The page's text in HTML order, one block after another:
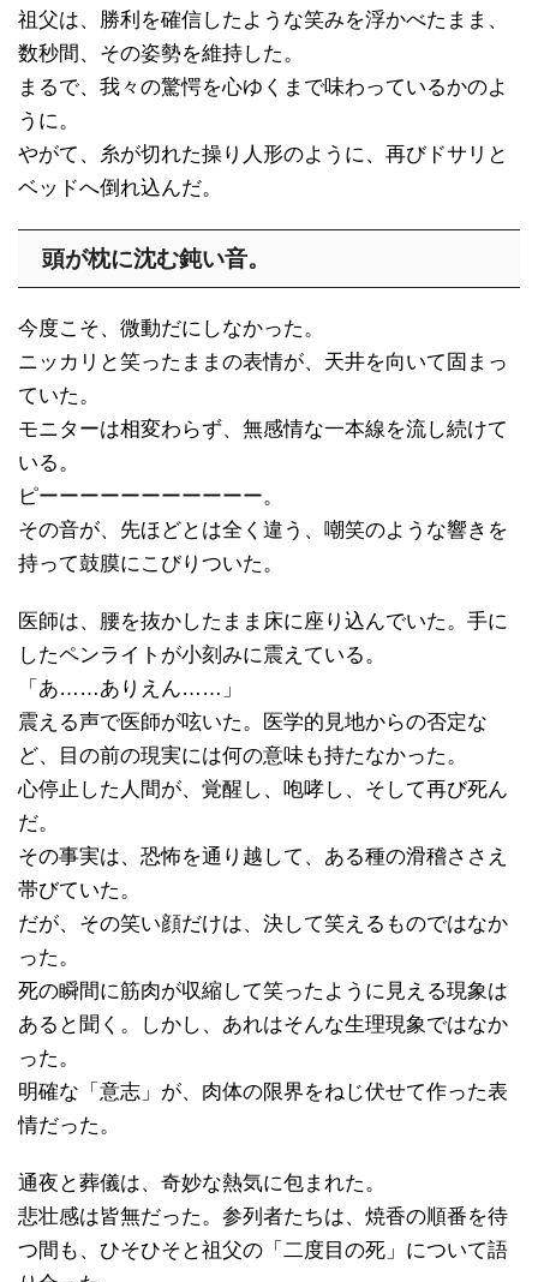
祖父は、勝利を確信したような笑みを浮かべたまま、
数秒間、その姿勢を維持した。
まるで、我々の驚愕を心ゆくまで味わっているかのよ
うに。
やがて、糸が切れた操り人形のように、再びドサリと
ベッドへ倒れ込んだ。
頭が枕に沈む鈍い音。
今度こそ、微動だにしなかった。
ニッカリと笑ったままの表情が、天井を向いて固まっ
ていた。
モニターは相変わらず、無感情な一本線を流し続けて
いる。
ピーーーーーーーーーーー。
その音が、先ほどとは全く違う、嘲笑のような響きを
持って鼓膜にこびりついた。
医師は、腰を抜かしたまま床に座り込んでいた。手に
したペンライトが小刻みに震えている。
「あ……ありえん……」
震える声で医師が呟いた。医学的見地からの否定な
ど、目の前の現実には何の意味も持たなかった。
心停止した人間が、覚醒し、咆哮し、そして再び死ん
だ。
その事実は、恐怖を通り越して、ある種の滑稽ささえ
帯びていた。
だが、その笑い顔だけは、決して笑えるものではなか
った。
死の瞬間に筋肉が収縮して笑ったように見える現象は
あると聞く。しかし、あれはそんな生理現象ではなか
った。
明確な「意志」が、肉体の限界をねじ伏せて作った表
情だった。
通夜と葬儀は、奇妙な熱気に包まれた。
悲壮感は皆無だった。参列者たちは、焼香の順番を待
つ間も、ひそひそと祖父の「二度目の死」について語